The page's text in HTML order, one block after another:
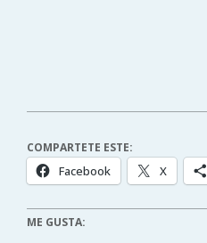
COMPARTETE ESTE:
Facebook X
ME GUSTA: